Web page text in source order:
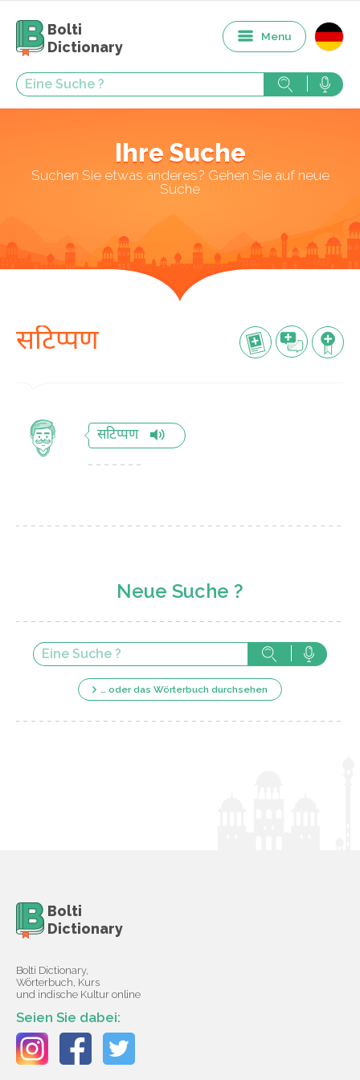
Bolti
Dictionary
Menu
Ihre Suche
Suchen Sie etwas anderes? Gehen Sie auf neue
Suche
सटिप्पण
सटिप्पण
Neue Suche ?
… oder das Wörterbuch durchsehen
Bolti
Dictionary
Bolti Dictionary,
Wörterbuch, Kurs
und indische Kultur online
Seien Sie dabei: